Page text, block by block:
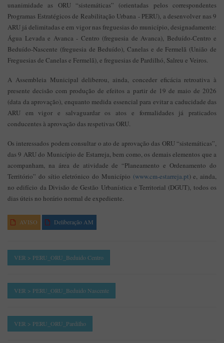
unanimidade as ORU “sistemáticas” (orientadas pelos correspondentes
Programas Estratégicos de Reabilitação Urbana - PERU), a desenvolver nas 9
ARU já delimitadas e em vigor nas freguesias do município, designadamente:
Água Levada e Avanca - Centro (freguesia de Avanca), Beduído-Centro e
Beduído-Nascente (freguesia de Beduído), Canelas e de Fermelã (União de
Freguesias de Canelas e Fermelã), e freguesias de Pardilhó, Salreu e Veiros.
A Assembleia Municipal deliberou, ainda, conceder eficácia retroativa à
presente decisão com produção de efeitos a partir de 19 de maio de 2026
(data da aprovação), enquanto medida essencial para evitar a caducidade das
ARU em vigor e salvaguardar os atos e formalidades já praticados
conducentes à aprovação das respetivas ORU.
Os interessados podem consultar o ato de aprovação das ORU “sistemáticas”,
das 9 ARU do Município de Estarreja, bem como, os demais elementos que a
acompanham, na área de atividade de “Planeamento e Ordenamento do
Território” do sítio eletrónico do Município (www.cm-estarreja.pt) e, ainda,
no edifício da Divisão de Gestão Urbanística e Territorial (DGUT), todos os
dias úteis no horário normal de expediente.
AVISO Deliberação AM
VER > PERU_ORU_Beduido Centro
VER > PERU_ORU_Beduido Nascente
VER > PERU_ORU_Pardilho